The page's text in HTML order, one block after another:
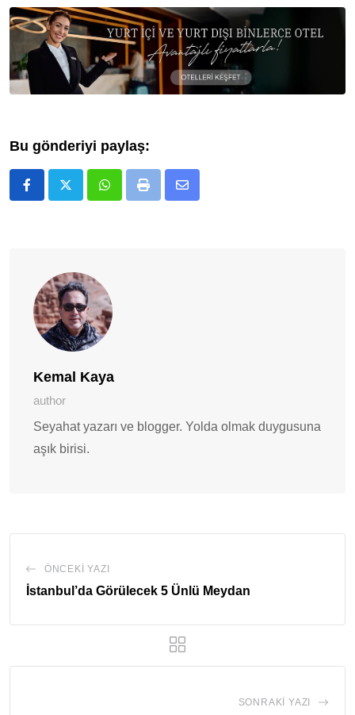
Bu gönderiyi paylaş:
Whatsapp
Print
E-
Kemal Kaya
author
Seyahat yazarı ve blogger. Yolda olmak duygusuna
aşık birisi.
ÖNCEKI YAZI
İstanbul’da Görülecek 5 Ünlü Meydan
SONRAKI YAZI